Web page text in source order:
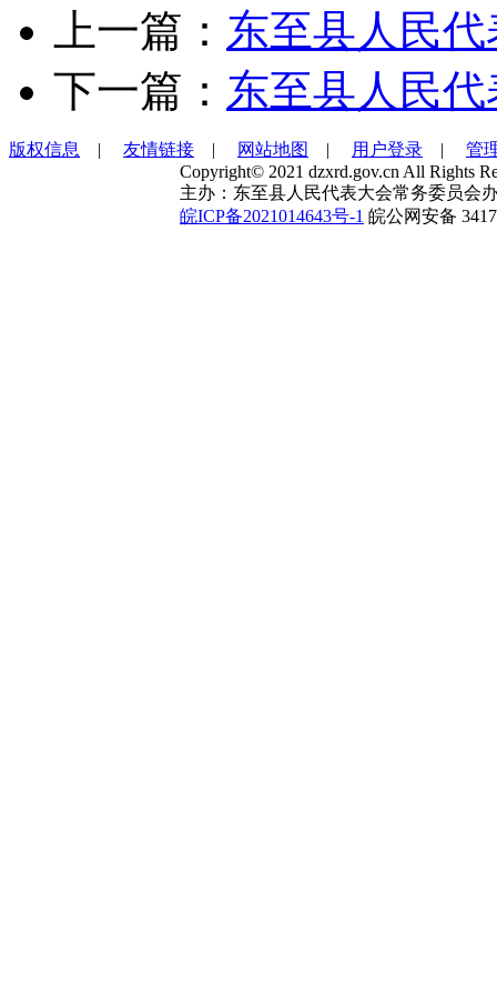
上一篇： 东至县人民
下一篇： 东至县人民
版权信息 | 友情链接 | 网站地图 | 用户登录 | 管
Copyright© 2021 dzxrd.gov.cn All Rights
主办：东至县人民代表大会常务委员会
皖ICP备2021014643号-1 皖公网安备